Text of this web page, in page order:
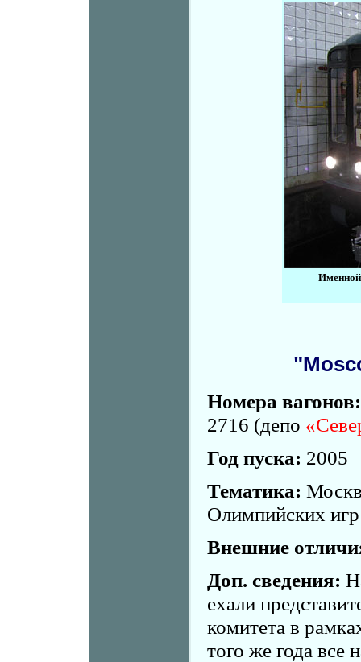
Именной
Номера вагонов:
2716 (депо
Год пуска: 2005
Тематика:
Олимпийских
Внешние
Доп. сведения:
ехали
комитета в
того же года все